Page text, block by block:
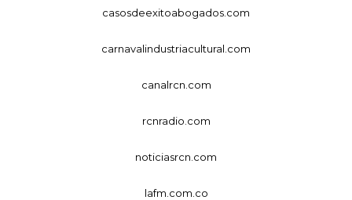
casosdeexitoabogados.com
carnavalindustriacultural.com
canalrcn.com
rcnradio.com
noticiasrcn.com
lafm.com.co